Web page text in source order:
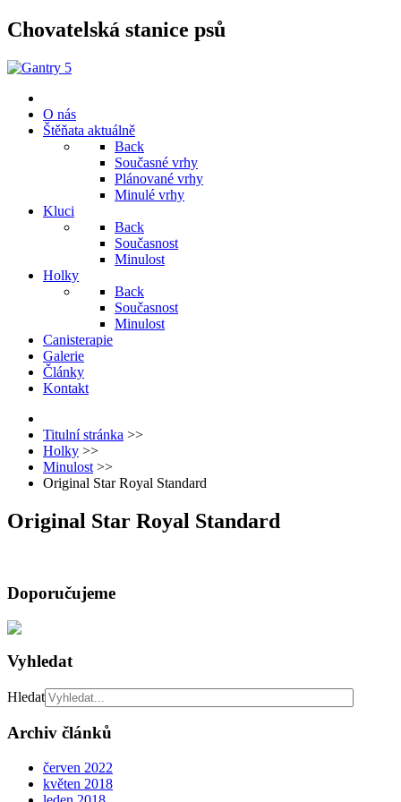
Chovatelská stanice psů
O nás
Štěňata aktuálně
Back
Současné vrhy
Plánované vrhy
Minulé vrhy
Kluci
Back
Současnost
Minulost
Holky
Back
Současnost
Minulost
Canisterapie
Galerie
Články
Kontakt
Titulní stránka >>
Holky >>
Minulost >>
Original Star Royal Standard
Original Star Royal Standard
Doporučujeme
Vyhledat
Hledat
Archiv článků
červen 2022
květen 2018